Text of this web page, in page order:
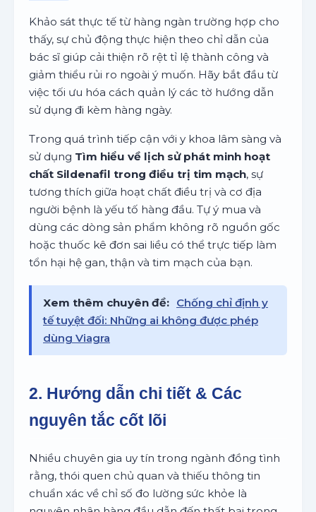
Khảo sát thực tế từ hàng ngàn trường hợp cho
thấy, sự chủ động thực hiện theo chỉ dẫn của
bác sĩ giúp cải thiện rõ rệt tỉ lệ thành công và
giảm thiểu rủi ro ngoài ý muốn. Hãy bắt đầu từ
việc tối ưu hóa cách quản lý các tờ hướng dẫn
sử dụng đi kèm hàng ngày.
Trong quá trình tiếp cận với y khoa lâm sàng và
sử dụng Tìm hiểu về lịch sử phát minh hoạt
chất Sildenafil trong điều trị tim mạch, sự
tương thích giữa hoạt chất điều trị và cơ địa
người bệnh là yếu tố hàng đầu. Tự ý mua và
dùng các dòng sản phẩm không rõ nguồn gốc
hoặc thuốc kê đơn sai liều có thể trực tiếp làm
tổn hại hệ gan, thận và tim mạch của bạn.
Xem thêm chuyên đề: Chống chỉ định y
tế tuyệt đối: Những ai không được phép
dùng Viagra
2. Hướng dẫn chi tiết & Các
nguyên tắc cốt lõi
Nhiều chuyên gia uy tín trong ngành đồng tình
rằng, thói quen chủ quan và thiếu thông tin
chuẩn xác về chỉ số đo lường sức khỏe là